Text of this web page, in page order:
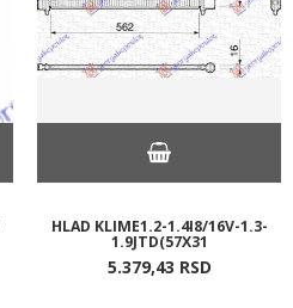
HLAD KLIME1.2-1.4I8/16V-1.3-
1.9JTD(57X31
5.379,43 RSD